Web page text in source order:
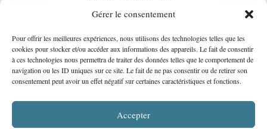
Gérer le consentement
Pour offrir les meilleures expériences, nous utilisons des technologies telles que les
cookies pour stocker et/ou accéder aux informations des appareils. Le fait de consentir
à ces technologies nous permettra de traiter des données telles que le comportement de
navigation ou les ID uniques sur ce site. Le fait de ne pas consentir ou de retirer son
consentement peut avoir un effet négatif sur certaines caractéristiques et fonctions.
Accepter
CGV•Politique de Confidentialité•Mentions
légales
© Château de Malmont • Réalisation :agencebalthazar.fr